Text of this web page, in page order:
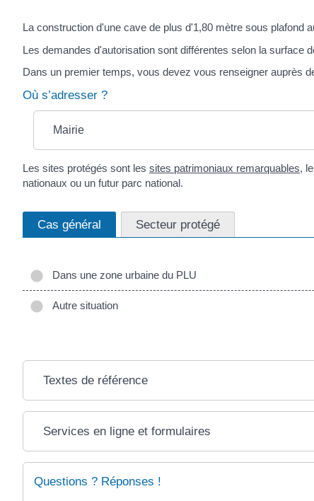
La construction d'une cave de plus d'1,80 mètre sous plafond
Les demandes d'autorisation sont différentes selon la surface
Dans un premier temps, vous devez vous renseigner auprès
Où s’adresser ?
Mairie
Les sites protégés sont les sites patrimoniaux remarquables,
nationaux ou un futur parc national.
Cas général Secteur protégé
Dans une zone urbaine du PLU
Autre situation
Textes de référence
Services en ligne et formulaires
Questions ? Réponses !